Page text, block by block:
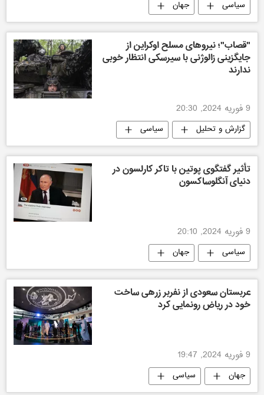
سیاسی جهان
"قصاب"؛ نیروهای مسلح اوکراین از
جایگزینی زالوژنی با سیرسکی انتظار خوبی
ندارند
9 فوریه 2024, 20:30
گزارش و تحلیل سیاسی
تأثیر گفتگوی پوتین با تاکر کارلسون در
دنیای آنگلوساکسون
9 فوریه 2024, 20:10
سیاسی جهان
عربستان سعودی از نفربر زرهی ساخت
خود در ریاض رونمایی کرد
9 فوریه 2024, 19:47
جهان سیاسی